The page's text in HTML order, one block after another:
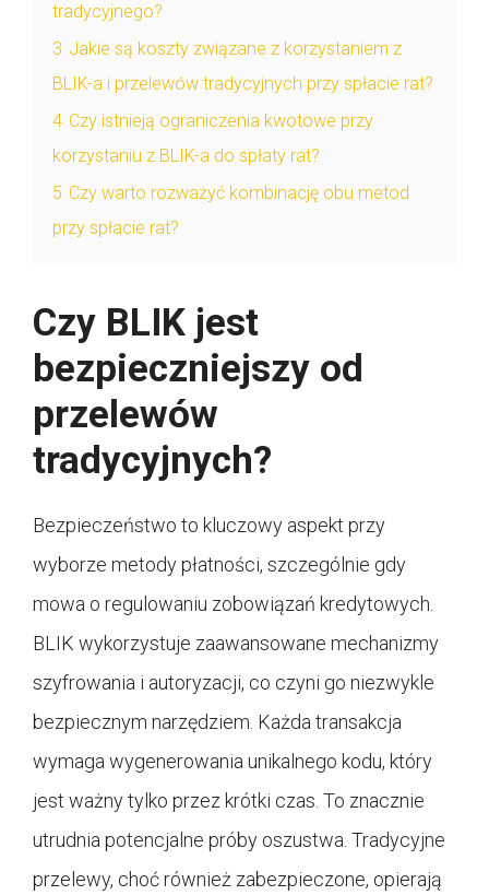
tradycyjnego?
3 Jakie są koszty związane z korzystaniem z
BLIK-a i przelewów tradycyjnych przy spłacie rat?
4 Czy istnieją ograniczenia kwotowe przy
korzystaniu z BLIK-a do spłaty rat?
5 Czy warto rozważyć kombinację obu metod
przy spłacie rat?
Czy BLIK jest
bezpieczniejszy od
przelewów
tradycyjnych?
Bezpieczeństwo to kluczowy aspekt przy
wyborze metody płatności, szczególnie gdy
mowa o regulowaniu zobowiązań kredytowych.
BLIK wykorzystuje zaawansowane mechanizmy
szyfrowania i autoryzacji, co czyni go niezwykle
bezpiecznym narzędziem. Każda transakcja
wymaga wygenerowania unikalnego kodu, który
jest ważny tylko przez krótki czas. To znacznie
utrudnia potencjalne próby oszustwa. Tradycyjne
przelewy, choć również zabezpieczone, opierają